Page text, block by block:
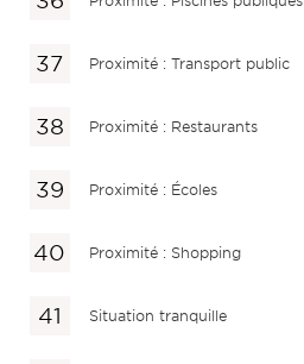
Proximité : Transport public
Proximité : Restaurants
Proximité : Écoles
Proximité : Shopping
Situation tranquille